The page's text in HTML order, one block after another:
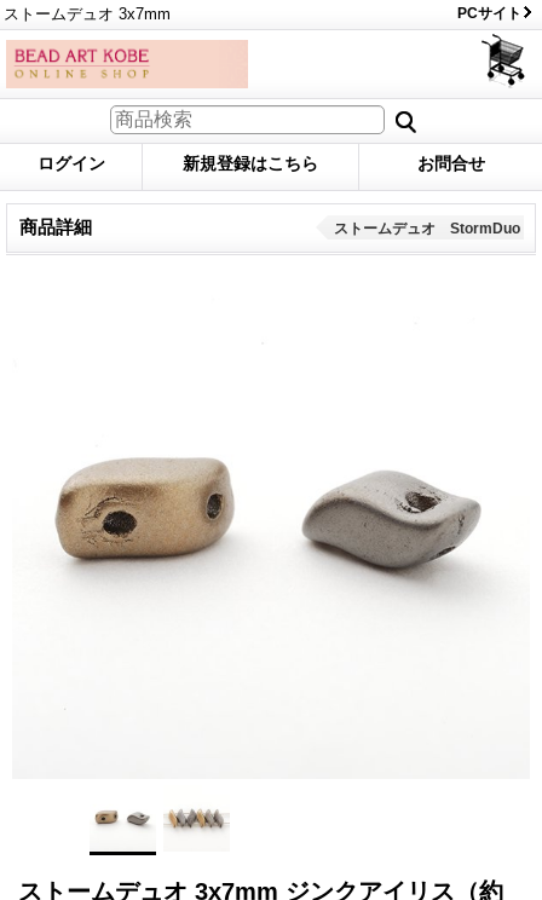
ストームデュオ 3x7mm PCサイト
ログイン 新規登録はこちら お問合せ
商品詳細 ストームデュオ StormDuo
ストームデュオ 3x7mm ジンクアイリス（約